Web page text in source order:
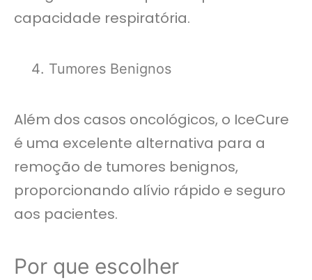
capacidade respiratória.
Tumores Benignos
Além dos casos oncológicos, o IceCure
é uma excelente alternativa para a
remoção de tumores benignos,
proporcionando alívio rápido e seguro
aos pacientes.
Por que escolher